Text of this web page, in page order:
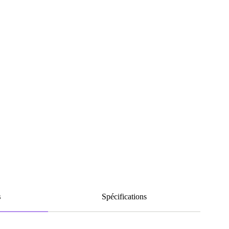
Spécifications